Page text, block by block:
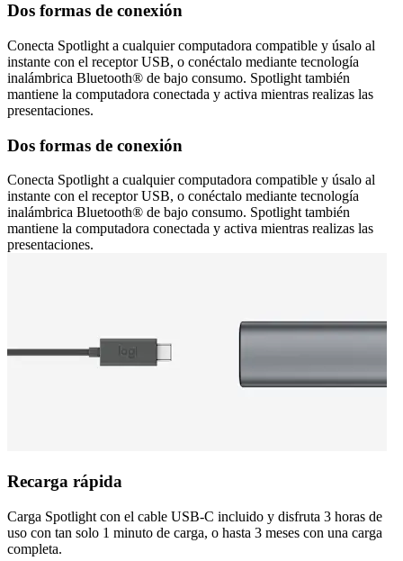
Dos formas de conexión
Conecta Spotlight a cualquier computadora compatible y úsalo al
instante con el receptor USB, o conéctalo mediante tecnología
inalámbrica Bluetooth® de bajo consumo. Spotlight también
mantiene la computadora conectada y activa mientras realizas las
presentaciones.
Dos formas de conexión
Conecta Spotlight a cualquier computadora compatible y úsalo al
instante con el receptor USB, o conéctalo mediante tecnología
inalámbrica Bluetooth® de bajo consumo. Spotlight también
mantiene la computadora conectada y activa mientras realizas las
presentaciones.
Recarga rápida
Carga Spotlight con el cable USB-C incluido y disfruta 3 horas de
uso con tan solo 1 minuto de carga, o hasta 3 meses con una carga
completa.